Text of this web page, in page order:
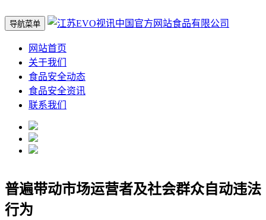
导航菜单
网站首页
关于我们
食品安全动态
食品安全资讯
联系我们
普遍带动市场运营者及社会群众自动违法
行为